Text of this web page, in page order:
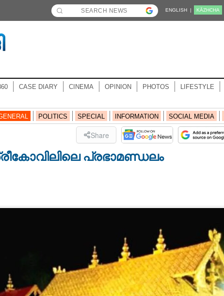
ENGLISH | KĀZHCHA
CASE DIARY CINEMA OPINION PHOTOS LIFESTYLE
POLITICS SPECIAL INFORMATION SOCIAL MEDIA
Share
പ്രഭാമണ്ഡലം